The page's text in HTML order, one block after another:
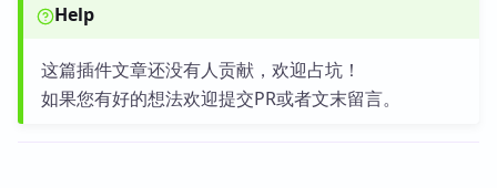
Help
这篇插件文章还没有人贡献，欢迎占坑！
如果您有好的想法欢迎提交PR或者文末留言。